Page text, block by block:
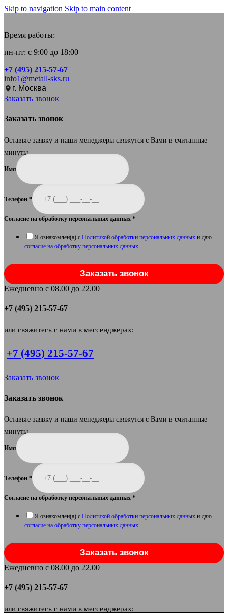
Skip to navigation Skip to main content
Время работы:
пн-пт: с 9:00 до 18:00
+7 (495) 215-57-67
info1@metall-sks.ru
г. Москва
Заказать звонок
Заказать звонок
Оставьте заявку и наши менеджеры свяжутся с Вами в считанные
минуты.
Имя
Телефон *
Согласие на обработку персональных данных *
Я ознакомлен(а) с Политикой обработки персональных данных и даю
согласие на обработку персональных данных
Заказать звонок
Ежедневно с 08.00 до 22.00
+7 (495) 215-57-67
или свяжитесь с нами в мессенджерах:
+7 (495) 215-57-67
Заказать звонок
Заказать звонок
Оставьте заявку и наши менеджеры свяжутся с Вами в считанные
минуты.
Имя
Телефон *
Согласие на обработку персональных данных *
Я ознакомлен(а) с Политикой обработки персональных данных и даю
согласие на обработку персональных данных.
Заказать звонок
Ежедневно с 08.00 до 22.00
+7 (495) 215-57-67
или свяжитесь с нами в мессенджерах: